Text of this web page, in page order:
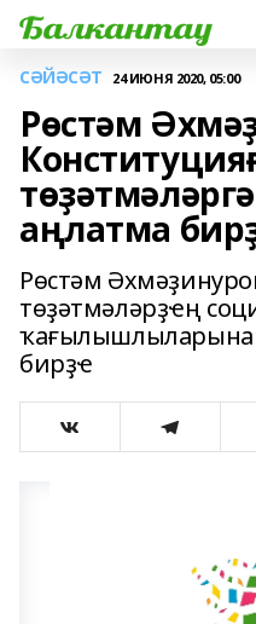
СӘЙӘСӘТ 24 ИЮНЯ 2020, 05:00
Рөстәм
аңлатма
Рөстәм
төҙәтмәләрҙҽң
ҡағылышлыларына
бирҙҽ